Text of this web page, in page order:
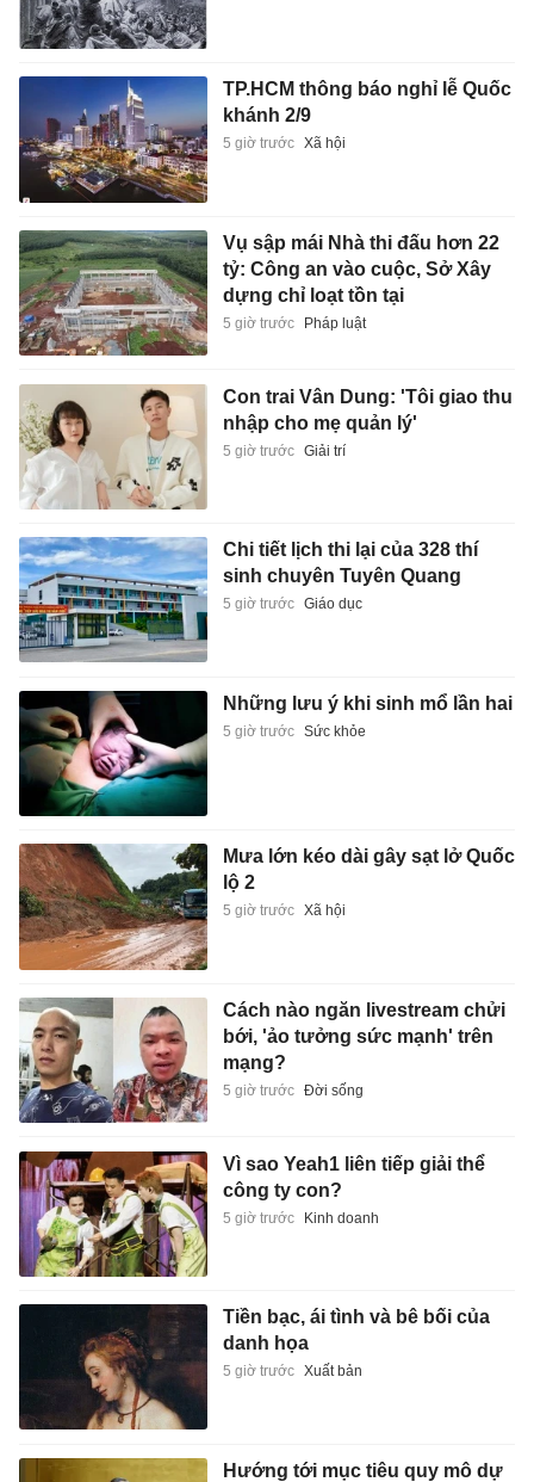
TP.HCM thông báo nghỉ lễ Quốc
khánh 2/9
5 giờ trước Xã hội
Vụ sập mái Nhà thi đấu hơn 22
tỷ: Công an vào cuộc, Sở Xây
dựng chỉ loạt tồn tại
5 giờ trước Pháp luật
Con trai Vân Dung: 'Tôi giao thu
nhập cho mẹ quản lý'
5 giờ trước Giải trí
Chi tiết lịch thi lại của 328 thí
sinh chuyên Tuyên Quang
5 giờ trước Giáo dục
Những lưu ý khi sinh mổ lần hai
5 giờ trước Sức khỏe
Mưa lớn kéo dài gây sạt lở Quốc
lộ 2
5 giờ trước Xã hội
Cách nào ngăn livestream chửi
bới, 'ảo tưởng sức mạnh' trên
mạng?
5 giờ trước Đời sống
Vì sao Yeah1 liên tiếp giải thể
công ty con?
5 giờ trước Kinh doanh
Tiền bạc, ái tình và bê bối của
danh họa
5 giờ trước Xuất bản
Hướng tới mục tiêu quy mô dự